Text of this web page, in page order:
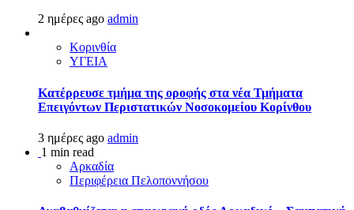
2 ημέρες ago admin
Κορινθία
ΥΓΕΙΑ
Kατέρρευσε τμήμα της οροφής στα νέα Τμήματα
Επειγόντων Περιστατικών Νοσοκομείου Κορίνθου
3 ημέρες ago admin
1 min read
Αρκαδία
Περιφέρεια Πελοποννήσου